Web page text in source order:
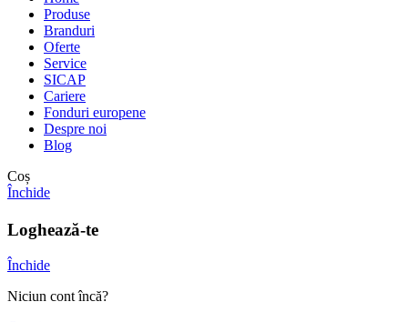
Produse
Branduri
Oferte
Service
SICAP
Cariere
Fonduri europene
Despre noi
Blog
Coș
Închide
Loghează-te
Închide
Niciun cont încă?